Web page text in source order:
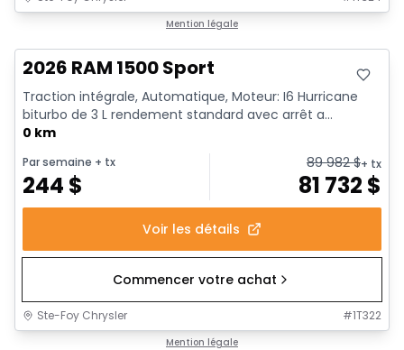
Mention légale
2026 RAM 1500 Sport
Traction intégrale, Automatique, Moteur: I6 Hurricane
biturbo de 3 L rendement standard avec arrêt a...
0 km
Par semaine + tx
244 $
89 982$+ tx
81 732 $
Voir les détails
Commencer votre achat
Ste-Foy Chrysler #1T322
Mention légale